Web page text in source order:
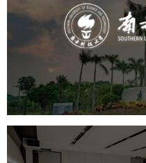
高校 大
学校网站建设